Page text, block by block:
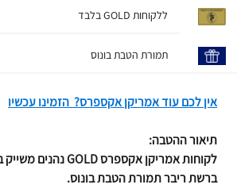
ללקוחות GOLD בלבד
תמורת הטבת בונוס
אין לכם עוד אמריקן אקספרס? הזמינו עכשיו
תיאור ההטבה:
ברשת ריבר תמורת הטבת בונוס.